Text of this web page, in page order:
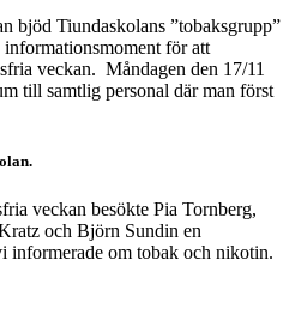
bjöd Tiundaskolans ”tobaksgrupp”
för att
veckan. Måndagen den 17/11
till samtlig personal där man först
veckan besökte Pia Tornberg,
och Björn Sundin en
informerade om tobak och nikotin.